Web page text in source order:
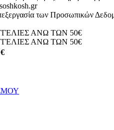
των Προσωπικών
ΑΝΩ ΤΩΝ 50€
ΑΝΩ ΤΩΝ 50€
€